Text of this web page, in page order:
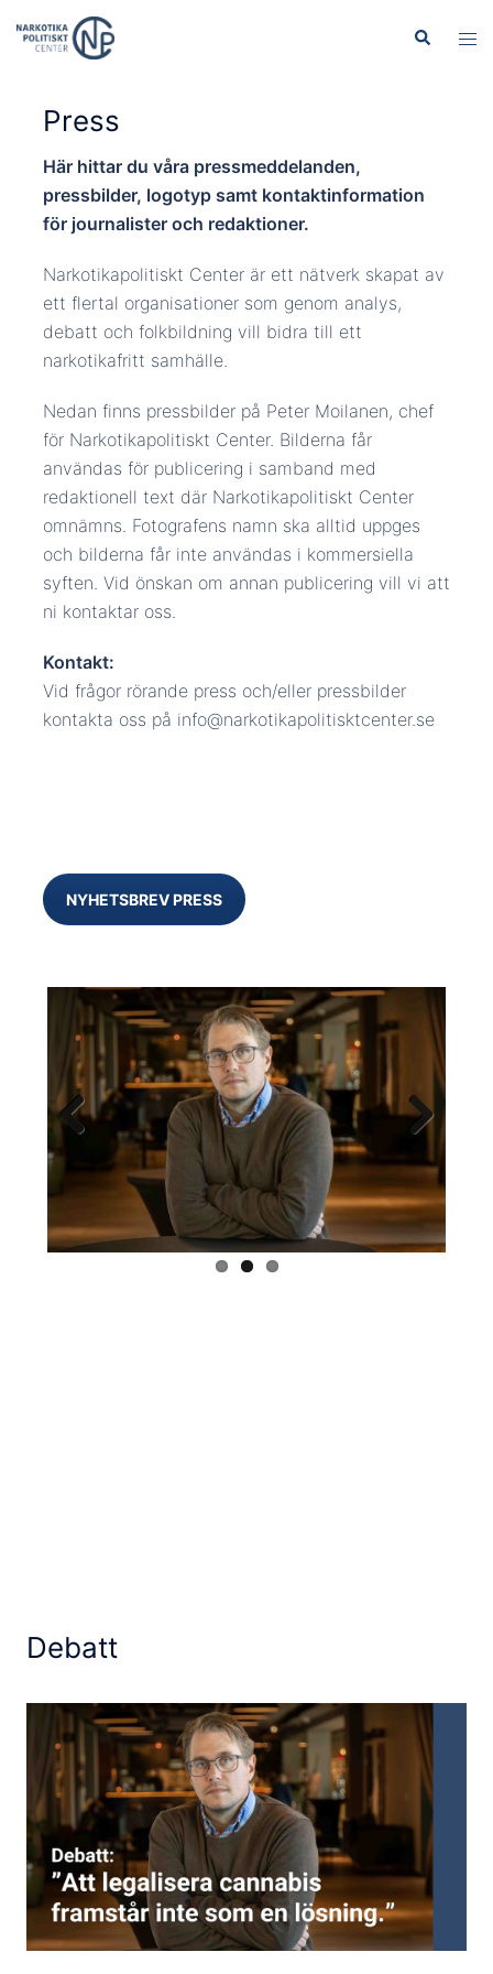
Sök
Slå
Press
Här hittar du våra pressmeddelanden,
pressbilder, logotyp samt kontaktinformation
för journalister och redaktioner.
Narkotikapolitiskt Center är ett nätverk skapat av
ett flertal organisationer som genom analys,
debatt och folkbildning vill bidra till ett
narkotikafritt samhälle.
Nedan finns pressbilder på Peter Moilanen, chef
för Narkotikapolitiskt Center. Bilderna får
användas för publicering i samband med
redaktionell text där Narkotikapolitiskt Center
omnämns. Fotografens namn ska alltid uppges
och bilderna får inte användas i kommersiella
syften. Vid önskan om annan publicering vill vi att
ni kontaktar oss.
Kontakt:
Vid frågor rörande press och/eller pressbilder
kontakta oss på info@narkotikapolitisktcenter.se
NYHETSBREV PRESS
Previous Next
Debatt